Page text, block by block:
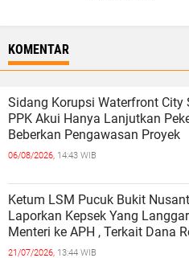
KOMENTAR
Sidang Korupsi Waterfront City
PPK Akui Hanya Lanjutkan
Beberkan Pengawasan Proyek
06/08/2026, 14:43 WIB
Ketum LSM Pucuk Bukit
Laporkan Kepsek Yang
Menteri ke APH , Terkait Dana Revitalisasi
Sekolah
21/07/2026, 13:44 WIB